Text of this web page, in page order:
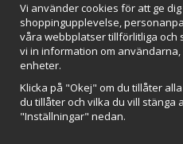
VI SKICKAR MED
Vi använder cookies för att ge
shoppingupplevelse,
våra webbplatser tillförlitliga och
vi in information om
enheter.
Klicka på "Okej" om du tillåter
du tillåter och vilka du vill stänga
"Inställningar" nedan.